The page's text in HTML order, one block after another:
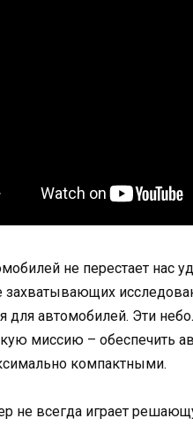
не перестает нас
захватывающих
для автомобилей. Эти
миссию – обеспечить
компактными.
не всегда играет